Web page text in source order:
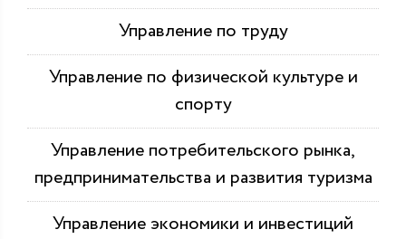
Управление по труду
Управление по физической культуре и
спорту
Управление потребительского рынка,
предпринимательства и развития туризма
Управление экономики и инвестиций